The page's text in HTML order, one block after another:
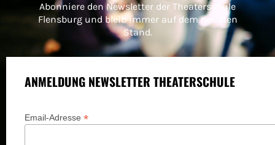
Abonniere den Newsletter der Theaterschule
Flensburg und bleib immer auf dem neusten
Stand.
ANMELDUNG NEWSLETTER THEATERSCHULE
Email-Adresse *